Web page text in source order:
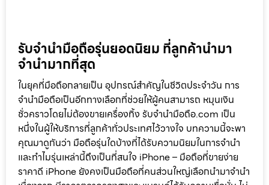
รับจำนำมือถือรุ่นยอดนิยม ที่ลูกค้านำมา
จำนำมากที่สุด
ในยุคที่มือถือกลายเป็น อุปกรณ์สำคัญในชีวิตประจำวัน การ
จำนำมือถือเป็นอีกทางเลือกที่ช่วยให้ผู้คนสามารถ หมุนเงิน
ชั่วคราวโดยไม่ต้องขายเครื่องทิ้ง รับจำนำมือถือ.com เป็น
หนึ่งในผู้ให้บริการที่ลูกค้าทั่วประเทศไว้วางใจ บทความนี้จะพา
คุณมาดูกันว่า มือถือรุ่นใดบ้างที่ได้รับความนิยมในการจำนำ
และทำไมรุ่นเหล่านี้ถึงเป็นที่สนใจ iPhone – มือถือที่ขายง่าย
ราคาดี iPhone ยังคงเป็นมือถือที่คนส่วนใหญ่เลือกนำมาจำนำ